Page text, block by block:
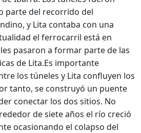
parte del recorrido del
y Lita contaba con una
el ferrocarril está en
pasaron a formar parte de las
de Lita.Es importante
los túneles y Lita confluyen los
tanto, se construyó un puente
conectar los dos sitios. No
de siete años el río creció
ocasionando el colapso del